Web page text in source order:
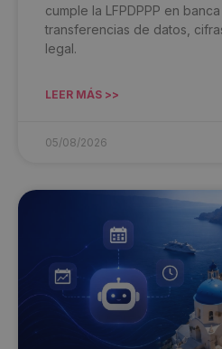
cumple la LFPDPPP en
transferencias de datos,
legal.
LEER MÁS >>
05/08/2026